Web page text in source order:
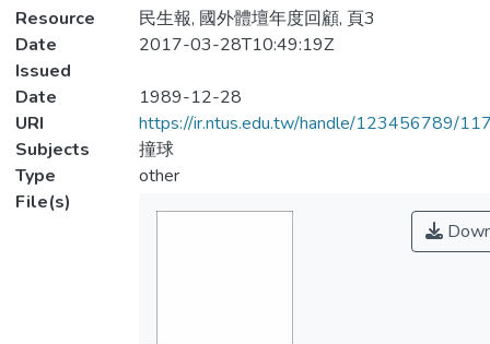
Resource
民生報, 國外體壇年度回顧, 頁3
Date
Issued
2017-03-28T10:49:19Z
Date
1989-12-28
URI
https://ir.ntus.edu.tw/handle/123456789/
Subjects
撞球
Type
other
File(s)